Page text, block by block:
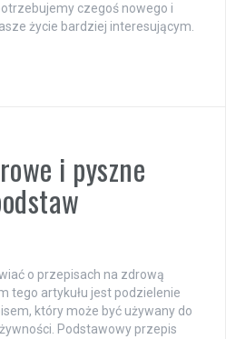
czegoś nowego i
życie bardziej interesującym.
i pyszne
o przepisach na zdrową
tego artykułu jest podzielenie
który może być używany do
Podstawowy przepis